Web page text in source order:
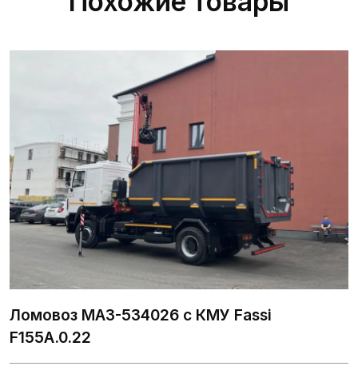
Ломовоз МАЗ-534026 с КМУ Fassi
F155A.0.22